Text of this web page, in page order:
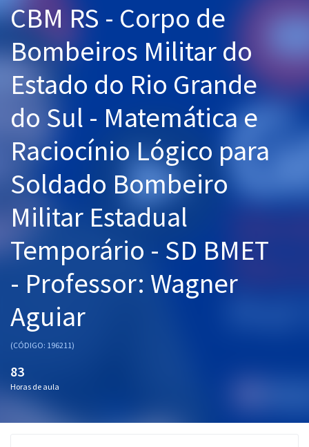
Cursos 20% OFF
Pós
Graduação
OAB
Mentorias
Questões grátis
Aprovados
CBM RS - Corpo de
Bombeiros Militar do
Estado do Rio Grande
do Sul - Matemática e
Raciocínio Lógico para
Soldado Bombeiro
Militar Estadual
Temporário - SD BMET
- Professor: Wagner
Aguiar
(CÓDIGO: 196211)
83
Horas de aula